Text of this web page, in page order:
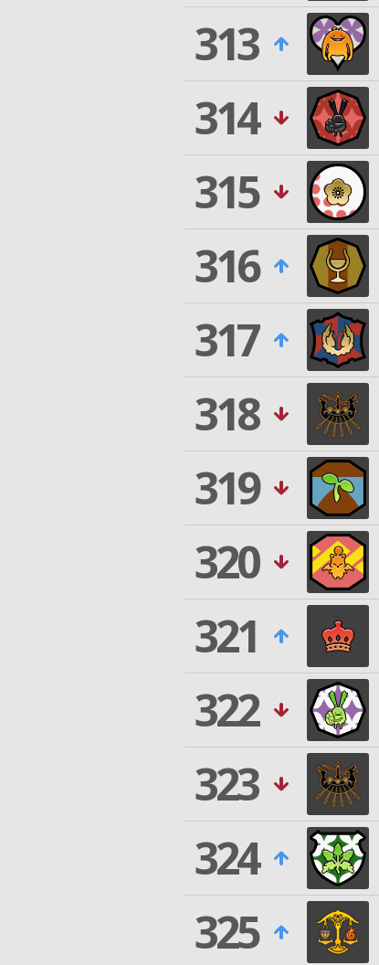
313
314
315
316
317
318
319
320
321
322
323
324
325